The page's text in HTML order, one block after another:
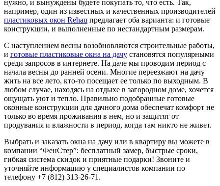
нужно, и вынуждены будете покупать то, что есть. Так,
например, один из известных и качественных производителей
пластиковых окон Rehau предлагает оба варианта: и готовые
конструкции, и выполненные по нестандартным размерам.
С наступлением весны возобновляются строительные работы,
и готовые пластиковые окна на дачу становятся популярными
среди запросов в интернете. На даче мы проводим период с
начала весны до ранней осени. Многие переезжают на дачу
жить на все лето, кто-то посещает ее только по выходным. В
любом случае, находясь на отдыхе в загородном доме, хочется
ощущать уют и тепло. Правильно подобранные готовые
оконные конструкции для дачного дома обеспечат комфорт не
только во время проживания в нем, но и защитят от
продувания и влажности в период, когда там никто не живет.
Выбрать и заказать окна на дачу или в квартиру вы можете в
компании “ФенСтер”: бесплатный замер, быстрые сроки,
гибкая система скидок и приятные подарки! Звоните и
уточняйте информацию у специалистов компании по
телефону +7 (812) 313-26-71.